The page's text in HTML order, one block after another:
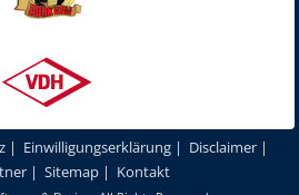
| Einwilligungserklärung | Disclaimer |
| Sitemap| Kontakt